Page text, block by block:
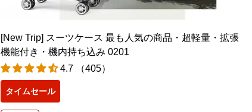
[New Trip] スーツケース 最も人気の商品・超軽量・拡張
機能付き・機内持ち込み 0201
4.7 （405）
タイムセール